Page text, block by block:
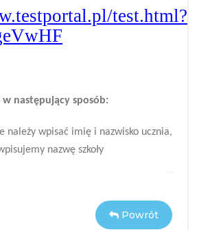
test.html?
w następujący sposób:
należy wpisać imię i nazwisko ucznia,
nazwę szkoły
Powrót